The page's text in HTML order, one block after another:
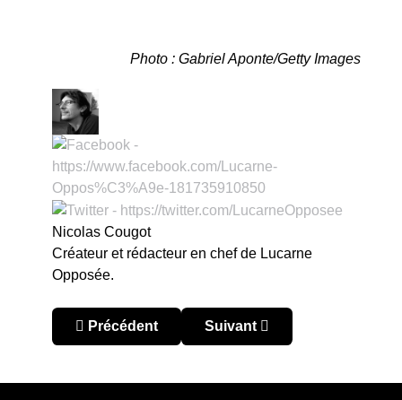
Photo : Gabriel Aponte/Getty Images
Nicolas Cougot
Créateur et rédacteur en chef de Lucarne
Opposée.
Article précédent : Coupe du Monde 2022 –
Précédent Article suivant : Coupe du
Suivant